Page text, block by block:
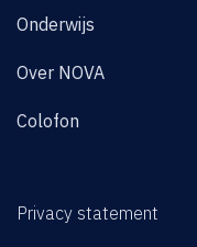
Onderwijs
Over NOVA
Colofon
Privacy statement